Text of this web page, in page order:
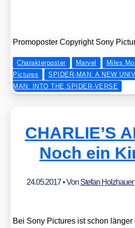
Pro­mo­pos­ter Copy­right Sony
Charakterposter Marvel Miles
Pictures
SPIDER-MAN: A NEW
MAN: INTO THE SPIDER-VERSE
CHARLIE’S
Noch ein
24.05.2017• Von Stefan Holzhauer
Bei Sony Pic­tures ist schon